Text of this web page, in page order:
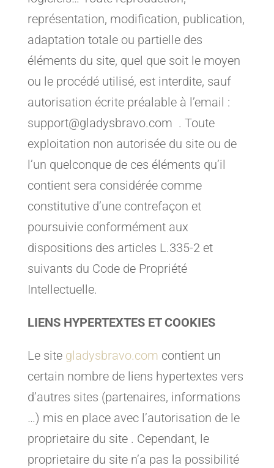
représentation, modification, publication,
adaptation totale ou partielle des
éléments du site, quel que soit le moyen
ou le procédé utilisé, est interdite, sauf
autorisation écrite préalable à l’email :
support@gladysbravo.com . Toute
exploitation non autorisée du site ou de
l’un quelconque de ces éléments qu’il
contient sera considérée comme
constitutive d’une contrefaçon et
poursuivie conformément aux
dispositions des articles L.335-2 et
suivants du Code de Propriété
Intellectuelle.
LIENS HYPERTEXTES ET COOKIES
Le site gladysbravo.com contient un
certain nombre de liens hypertextes vers
d’autres sites (partenaires, informations
…) mis en place avec l’autorisation de le
proprietaire du site . Cependant, le
proprietaire du site n’a pas la possibilité